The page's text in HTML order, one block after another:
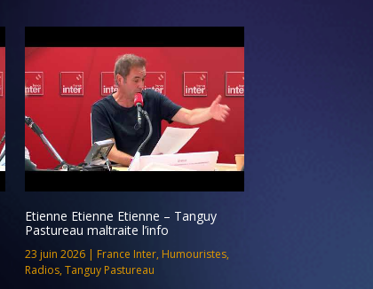
Etienne Etienne Etienne – Tanguy
Pastureau maltraite l’info
23 juin 2026| France Inter, Humouristes,
Radios, Tanguy Pastureau